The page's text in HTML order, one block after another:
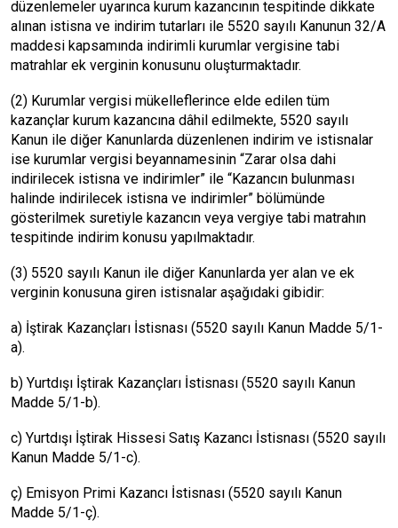
düzenlemeler uyarınca kurum kazancının tespitinde dikkate
alınan istisna ve indirim tutarları ile 5520 sayılı Kanunun 32/A
maddesi kapsamında indirimli kurumlar vergisine tabi
matrahlar ek verginin konusunu oluşturmaktadır.
(2) Kurumlar vergisi mükelleflerince elde edilen tüm
kazançlar kurum kazancına dâhil edilmekte, 5520 sayılı
Kanun ile diğer Kanunlarda düzenlenen indirim ve istisnalar
ise kurumlar vergisi beyannamesinin “Zarar olsa dahi
indirilecek istisna ve indirimler” ile “Kazancın bulunması
halinde indirilecek istisna ve indirimler” bölümünde
gösterilmek suretiyle kazancın veya vergiye tabi matrahın
tespitinde indirim konusu yapılmaktadır.
(3) 5520 sayılı Kanun ile diğer Kanunlarda yer alan ve ek
verginin konusuna giren istisnalar aşağıdaki gibidir:
a) İştirak Kazançları İstisnası (5520 sayılı Kanun Madde 5/1-
a).
b) Yurtdışı İştirak Kazançları İstisnası (5520 sayılı Kanun
Madde 5/1-b).
c) Yurtdışı İştirak Hissesi Satış Kazancı İstisnası (5520 sayılı
Kanun Madde 5/1-c).
ç) Emisyon Primi Kazancı İstisnası (5520 sayılı Kanun
Madde 5/1-ç).